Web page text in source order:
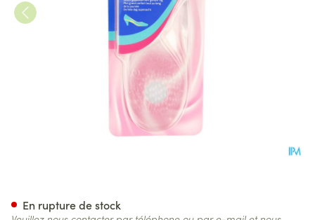
En rupture de stock